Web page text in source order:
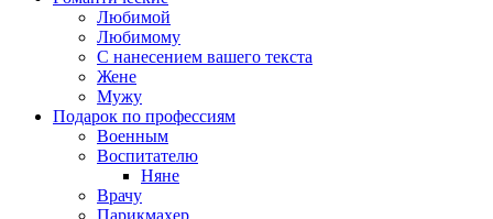
Любимой
Любимому
С нанесением вашего текста
Жене
Мужу
Подарок по профессиям
Военным
Воспитателю
Няне
Врачу
Парикмахер